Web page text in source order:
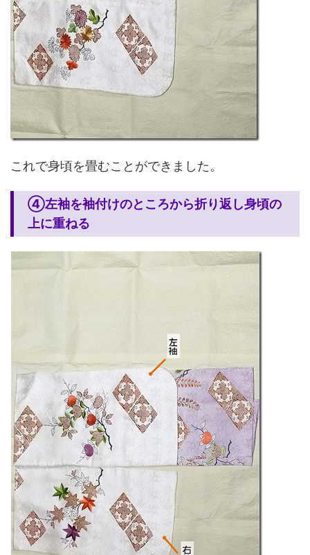
これで身頃を畳むことができました。
④左袖を袖付けのところから折り返し身頃の
上に重ねる